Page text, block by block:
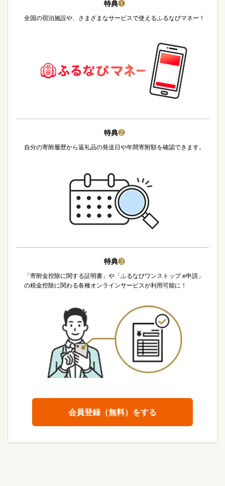
特典❶
全国の宿泊施設や、さまざまなサービスで使えるふるなびマネー！
特典❷
自分の寄附履歴から返礼品の発送日や年間寄附額を確認できます。
特典❸
「寄附金控除に関する証明書」や「ふるなびワンストップ e申請」
の税金控除に関わる各種オンラインサービスが利用可能に！
会員登録（無料）をする